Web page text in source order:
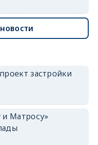
застройки
и Матросу»